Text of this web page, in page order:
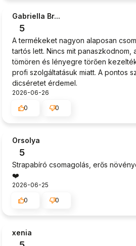
Gabriella Br...
5
A termékeket nagyon alaposan
tartós lett. Nincs mit panaszkodnom,
tömören és lényegre törően
profi szolgáltatásuk miatt. A pontos
dicséretet érdemel.
2026-06-26
0
0
Orsolya
5
Strapabíró csomagolás, erős
❤️
2026-06-25
0
0
xenia